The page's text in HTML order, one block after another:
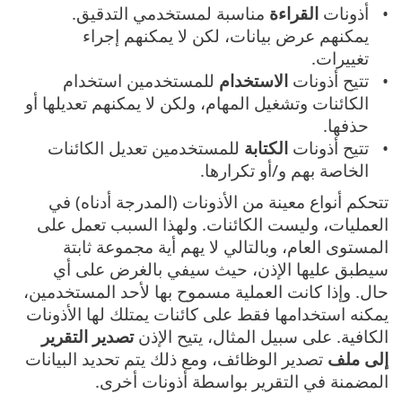
أذوناتالقراءة مناسبة لمستخدمي التدقيق.
يمكنهم عرض بيانات، لكن لا يمكنهم إجراء
تغييرات.
تتيح أذوناتالاستخدام للمستخدمين استخدام
الكائنات وتشغيل المهام، ولكن لا يمكنهم تعديلها أو
حذفها.
تتيح أذوناتالكتابة للمستخدمين تعديل الكائنات
الخاصة بهم و/أو تكرارها.
تتحكم أنواع معينة من الأذونات (المدرجة أدناه) في
العمليات، وليست الكائنات. ولهذا السبب تعمل على
المستوى العام، وبالتالي لا يهم أية مجموعة ثابتة
سيطبق عليها الإذن، حيث سيفي بالغرض على أي
حال. وإذا كانت العملية مسموح بها لأحد المستخدمين،
يمكنه استخدامها فقط على كائنات يمتلك لها الأذونات
الكافية. على سبيل المثال، يتيح الإذنتصدير التقرير
إلى ملف تصدير الوظائف، ومع ذلك يتم تحديد البيانات
المضمنة في التقرير بواسطة أذونات أخرى.